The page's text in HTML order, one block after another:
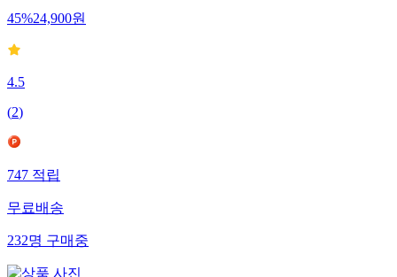
45%24,900원
4.5
(2)
747적립
무료배송
232명구매중